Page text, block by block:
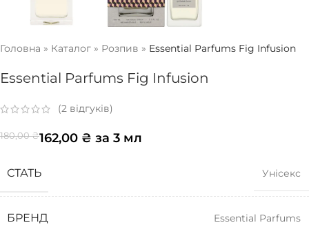
Головна » Каталог » Розпив » Essential Parfums Fig Infusion
Essential Parfums Fig Infusion
(2 відгуків)
180,00₴162,00 ₴ за 3 мл
СТАТЬ Унісекс
БРЕНД Essential Parfums